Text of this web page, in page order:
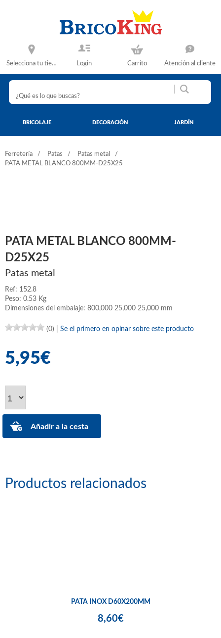
Selecciona tu tienda Login Carrito Atención al cliente
BRICOLAJE DECORACIÓN JARDÍN
Ferretería Patas
Patas metal
PATA METAL BLANCO 800MM-D25X25
PATA METAL BLANCO 800MM-
D25X25
Patas metal
Ref: 152.8
Peso: 0.53 Kg
Dimensiones del embalaje: 800,000 25,000 25,000 mm
(0) Se el primero en opinar sobre este producto
5,95€
Productos relacionados
PATA INOX D60X200MM
8,60€